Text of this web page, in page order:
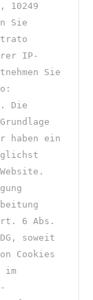
10249
Sie
IP-
Sie
Die
haben ein
6 Abs.
soweit
Cookies
im